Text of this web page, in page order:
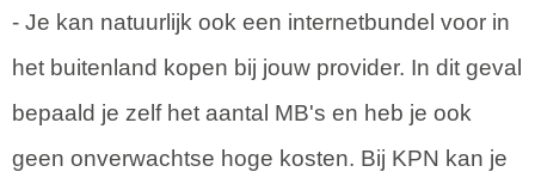
- Je kan natuurlijk ook een internetbundel voor in
het buitenland kopen bij jouw provider. In dit geval
bepaald je zelf het aantal MB's en heb je ook
geen onverwachtse hoge kosten. Bij KPN kan je